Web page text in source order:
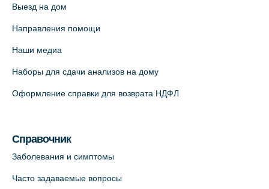
Выезд на дом
Направления помощи
Наши медиа
Наборы для сдачи анализов на дому
Оформление справки для возврата НДФЛ
Справочник
Заболевания и симптомы
Часто задаваемые вопросы